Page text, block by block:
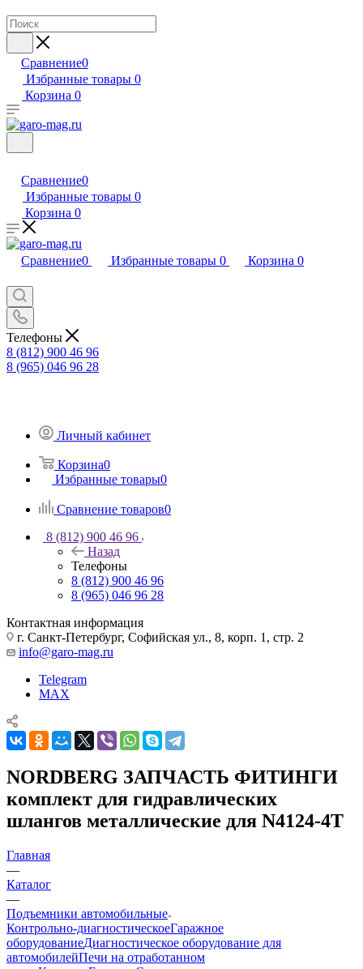
Сравнение0
Избранные товары 0
Корзина 0
Сравнение0
Избранные товары 0
Корзина 0
Сравнение0 Избранные товары 0 Корзина 0
Телефоны
8 (812) 900 46 96
8 (965) 046 96 28
Личный кабинет
Корзина0
Избранные товары0
Сравнение товаров0
8 (812) 900 46 96
Назад
Телефоны
8 (812) 900 46 96
8 (965) 046 96 28
Контактная информация
г. Санкт-Петербург, Софийская ул., 8, корп. 1, стр. 2
info@garo-mag.ru
Telegram
MAX
NORDBERG ЗАПЧАСТЬ ФИТИНГИ
комплект для гидравлических
шлангов металлические для N4124-4T
Главная
—
Каталог
—
Подъемники автомобильные
Контрольно-диагностическоеГаражное
оборудованиеДиагностическое оборудование для
автомобилейПечи на отработанном